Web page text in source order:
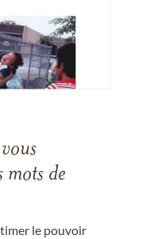
mots de
le pouvoir